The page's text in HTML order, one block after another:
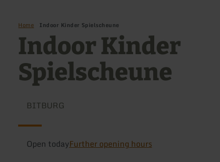
Home Indoor Kinder Spielscheune
Indoor Kinder
Spielscheune
BITBURG
Open todayFurther opening hours